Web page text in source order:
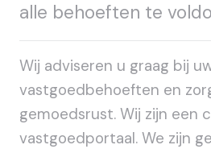
alle behoeften te
Wij adviseren u graag bij
vastgoedbehoeften en
gemoedsrust. Wij zijn een
vastgoedportaal. We zijn